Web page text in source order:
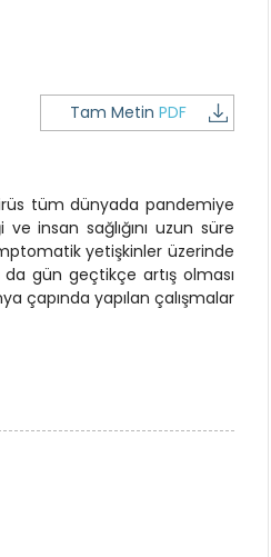
Tam Metin PDF
tüm dünyada pandemiye
insan sağlığını uzun süre
yetişkinler üzerinde
da gün geçtikçe artış olması
çapında yapılan çalışmalar